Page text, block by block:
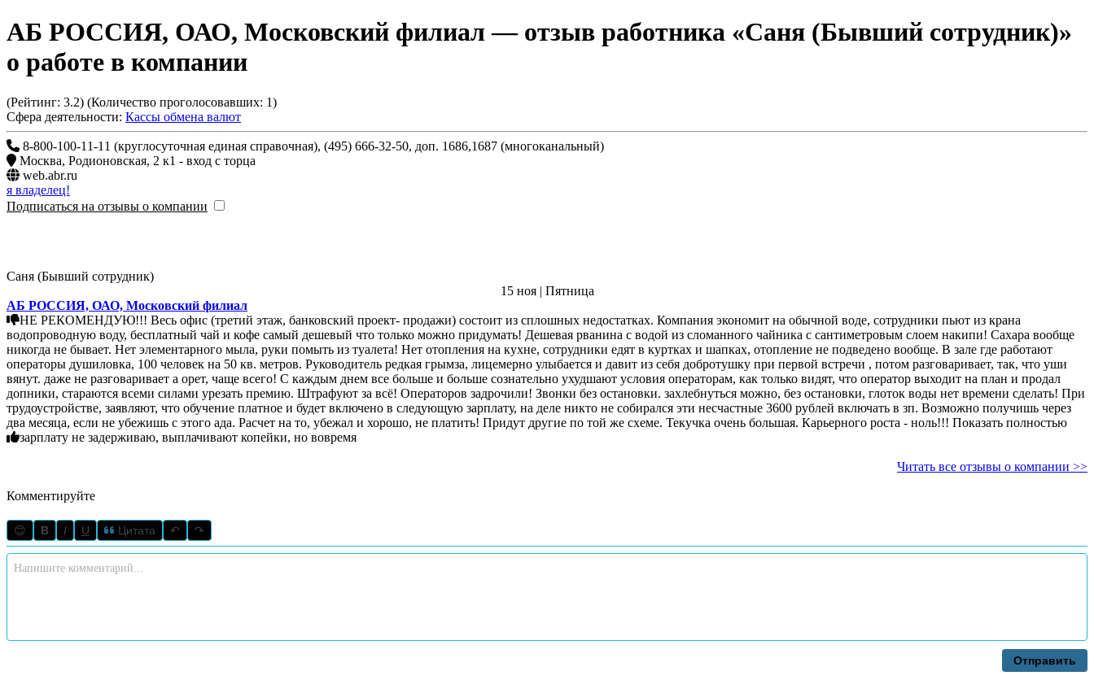
АБ РОССИЯ, ОАО, Московский филиал— отзыв работника «Саня (Бывший сотрудник)»
о работе в компании
(Рейтинг: 3.2) (Количество проголосовавших: 1)
Сфера деятельности: Кассы обмена валют
8-800-100-11-11 (круглосуточная единая справочная), (495) 666-32-50, доп. 1686,1687 (многоканальный)
Москва, Родионовская, 2 к1 - вход с торца
web.abr.ru
я владелец!
Подписаться на отзывы о компании
Саня (Бывший сотрудник)
15 ноя | Пятница
АБ РОССИЯ, ОАО, Московский филиал
НЕ РЕКОМЕНДУЮ!!! Весь офис (третий этаж, банковский проект- продажи) состоит из сплошных недостатках. Компания экономит на обычной воде, сотрудники пьют из крана
водопроводную воду, бесплатный чай и кофе самый дешевый что только можно придумать! Дешевая рванина с водой из сломанного чайника с сантиметровым слоем накипи! Сахара вообще
никогда не бывает. Нет элементарного мыла, руки помыть из туалета! Нет отопления на кухне, сотрудники едят в куртках и шапках, отопление не подведено вообще. В зале где работают
операторы душиловка, 100 человек на 50 кв. метров. Руководитель редкая грымза, лицемерно улыбается и давит из себя добротушку при первой встречи , потом разговаривает, так, что уши
вянут. даже не разговаривает а орет, чаще всего! С каждым днем все больше и больше сознательно ухудшают условия операторам, как только видят, что оператор выходит на план и продал
допники, стараются всеми силами урезать премию. Штрафуют за всё! Операторов задрочили! Звонки без остановки. захлебнуться можно, без остановки, глоток воды нет времени сделать! При
трудоустройстве, заявляют, что обучение платное и будет включено в следующую зарплату, на деле никто не собирался эти несчастные 3600 рублей включать в зп. Возможно получишь через
два месяца, если не убежишь с этого ада. Расчет на то, убежал и хорошо, не платить! Придут другие по той же схеме. Текучка очень большая. Карьерного роста - ноль!!! Показать полностью
зарплату не задерживаю, выплачивают копейки, но вовремя
Читать все отзывы о компании >>
Комментируйте
😊 B I U Цитата ↶ ↷
Отправить